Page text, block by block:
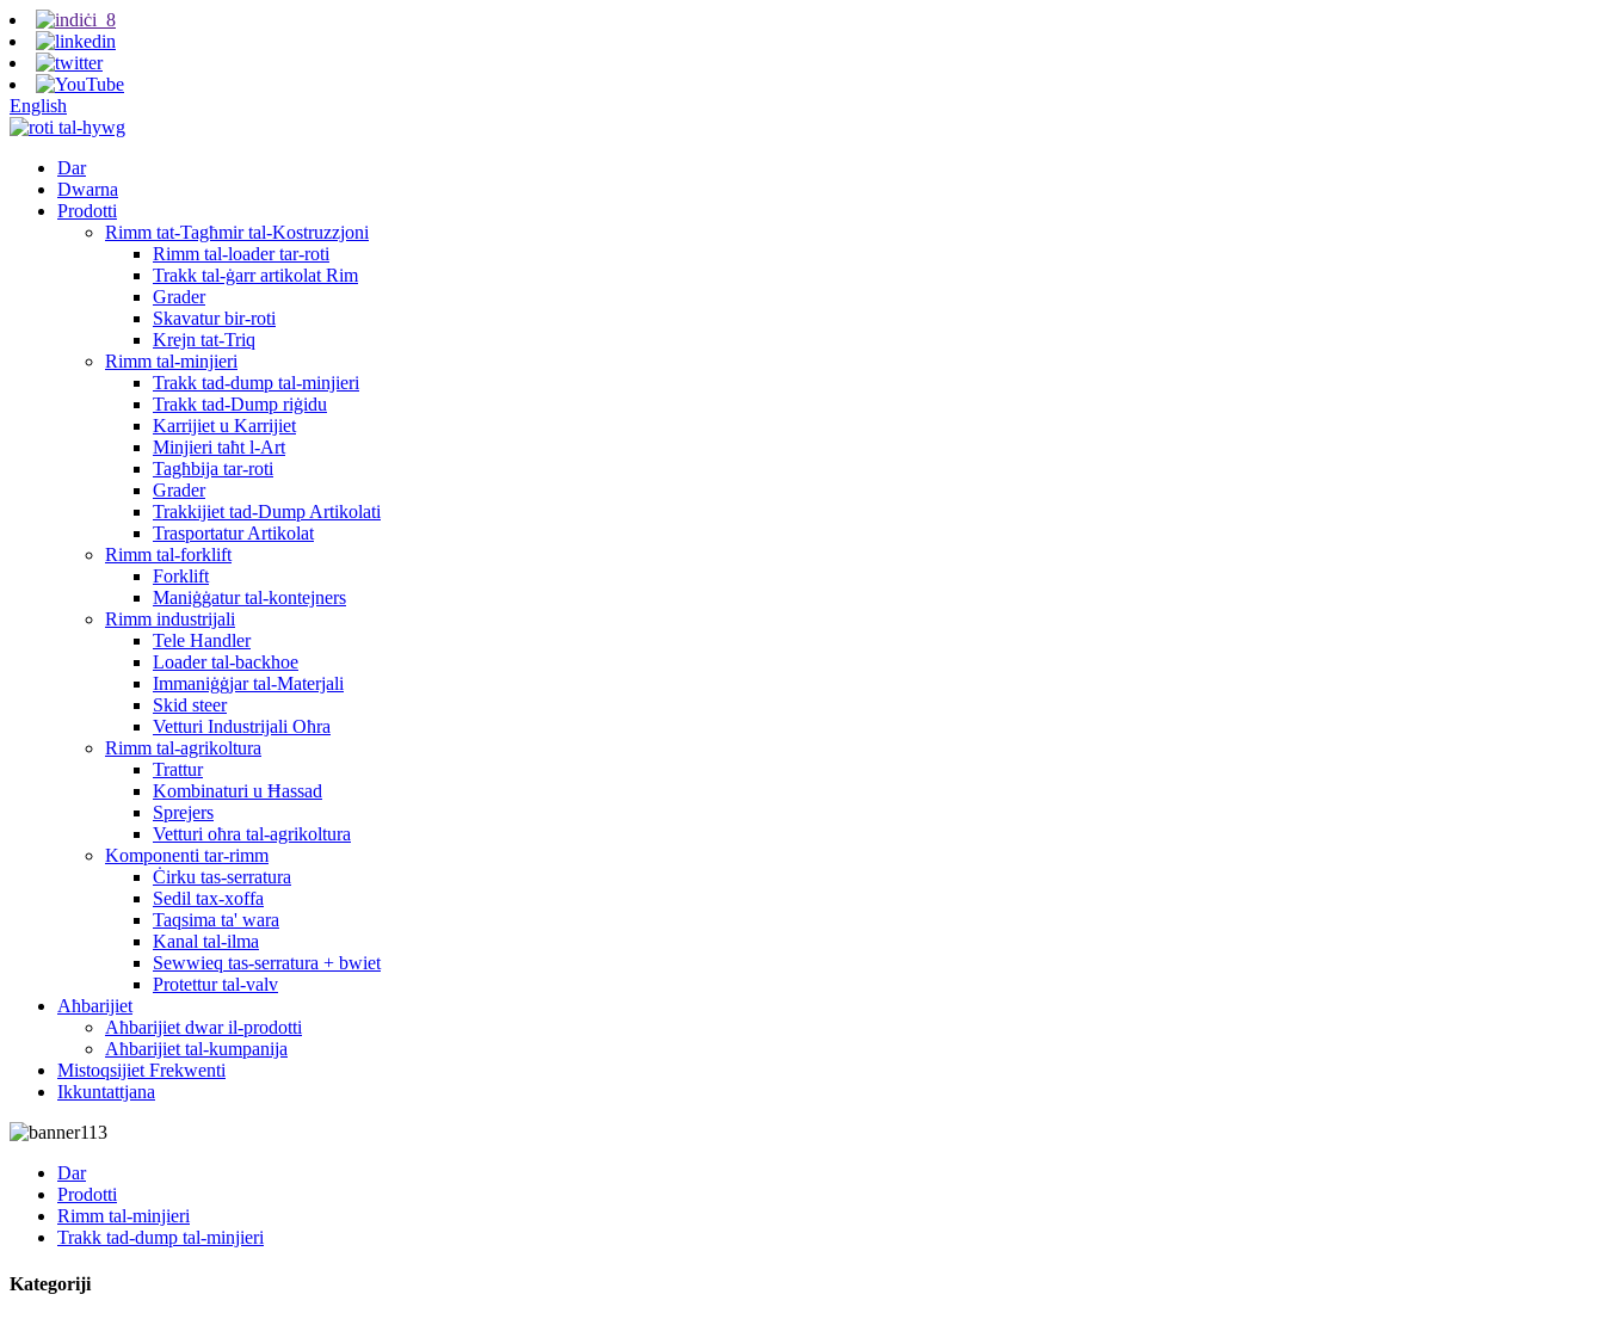
English
Dar
Dwarna
Prodotti
Rimm tat-Tagħmir tal-Kostruzzjoni
Rimm tal-loader tar-roti
Trakk tal-ġarr artikolat Rim
Grader
Skavatur bir-roti
Krejn tat-Triq
Rimm tal-minjieri
Trakk tad-dump tal-minjieri
Trakk tad-Dump riġidu
Karrijiet u Karrijiet
Minjieri taħt l-Art
Tagħbija tar-roti
Grader
Trakkijiet tad-Dump Artikolati
Trasportatur Artikolat
Rimm tal-forklift
Forklift
Maniġġatur tal-kontejners
Rimm industrijali
Tele Handler
Loader tal-backhoe
Immaniġġjar tal-Materjali
Skid steer
Vetturi Industrijali Oħra
Rimm tal-agrikoltura
Trattur
Kombinaturi u Ħassad
Sprejers
Vetturi oħra tal-agrikoltura
Komponenti tar-rimm
Ċirku tas-serratura
Sedil tax-xoffa
Taqsima ta' wara
Kanal tal-ilma
Sewwieq tas-serratura + bwiet
Protettur tal-valv
Aħbarijiet
Aħbarijiet dwar il-prodotti
Aħbarijiet tal-kumpanija
Mistoqsijiet Frekwenti
Ikkuntattjana
Dar
Prodotti
Rimm tal-minjieri
Trakk tad-dump tal-minjieri
Kategoriji